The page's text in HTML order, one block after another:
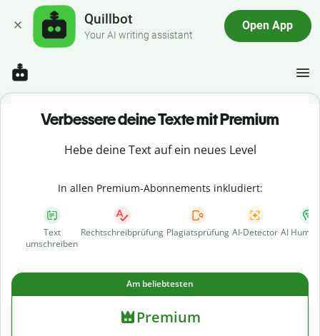
Quillbot
Your AI writing assistant
Open App
Verbessere deine Texte mit Premium
Hebe deine Text auf ein neues Level
In allen Premium-Abonnements inkludiert:
Text
umschreiben
Rechtschreibprüfung Plagiatsprüfung AI-Detector AI
Am beliebtesten
Premium